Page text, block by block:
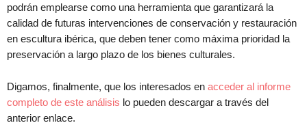
podrán emplearse como una herramienta que garantizará la
calidad de futuras intervenciones de conservación y restauración
en escultura ibérica, que deben tener como máxima prioridad la
preservación a largo plazo de los bienes culturales.
Digamos, finalmente, que los interesados en acceder al informe
completo de este análisis lo pueden descargar a través del
anterior enlace.